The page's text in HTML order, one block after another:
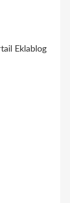
Eklablog